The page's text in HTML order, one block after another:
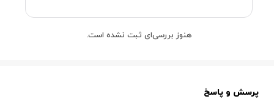
هنوز بررسی‌ای ثبت نشده است.
پرسش و پاسخ